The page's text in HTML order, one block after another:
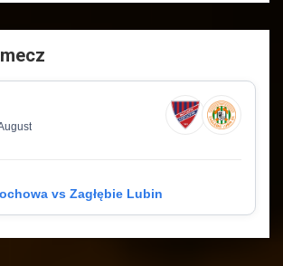
vs Zagłębie Lubin